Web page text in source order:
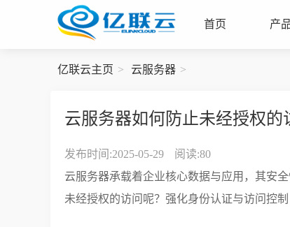
首页 产
亿联云主页 云服务器
云服务器如何防止未经授权的
发布时间:2025-05-29
阅读:80
云服务器承载着企业核心数据与应用，其安
未经授权的访问呢？强化身份认证与访问控